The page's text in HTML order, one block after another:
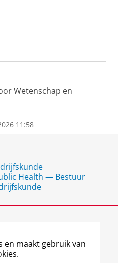
Wetenschap en
11:58
Health — Bestuur
en maakt gebruik van